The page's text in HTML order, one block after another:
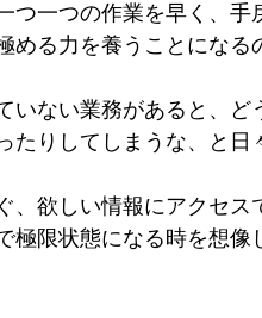
つ一つの作業を早く、手
める力を養うことになる
いない業務があると、ど
たりしてしまうな、と日
、欲しい情報にアクセス
極限状態になる時を想像